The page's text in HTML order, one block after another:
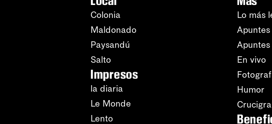
Colonia
Maldonado
Paysandú
Salto
Impresos
la diaria
Le Monde
Lento
Lo más
En vivo
Humor